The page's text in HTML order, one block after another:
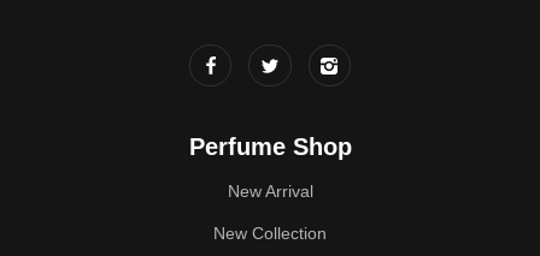
Perfume Shop
New Arrival
New Collection